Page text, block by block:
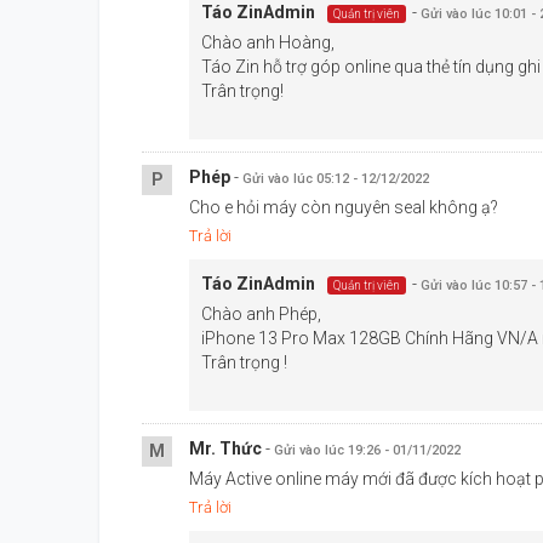
Màn hình 13 Pro Max có kích thước lên
Mặt trước điện thoại cũng được tối giản kích
nước IP68, sử dụng khung viền thép không gỉ mang
Màn hình 13 Pro Max có kích thước lên đến 6.7
gian trải nghiệm tốt hơn khi xem phim, lướt web hay
Đánh giá cấu hình iPhone 13 Pro Max 128GB
Về phần cấu hình, iPhone 13 Pro Max 128GB
nay. Bên trong là con chip xử lý Apple A15 Bionic,
Táo ZinAdmin Quản trị viên - Gửi vào lúc 10:01 -
Chào anh Hoàng,
Táo Zin hỗ trợ góp online qua thẻ tín dụng ghi
Trân trọng!
P Phép- Gửi vào lúc 05:12 - 12/12/2022
Cho e hỏi máy còn nguyên seal không ạ?
Trả lời
Táo ZinAdmin Quản trị viên - Gửi vào lúc 10:57 -
Chào anh Phép,
iPhone 13 Pro Max 128GB Chính Hãng VN/
Trân trọng !
M Mr. Thức- Gửi vào lúc 19:26 - 01/11/2022
Máy Active online máy mới đã được kích hoạt
Trả lời